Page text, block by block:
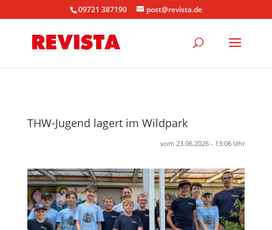
09721 387190 post@revista.de
THW-Jugend lagert im Wildpark
vom 23.06.2026 - 13:06 Uhr